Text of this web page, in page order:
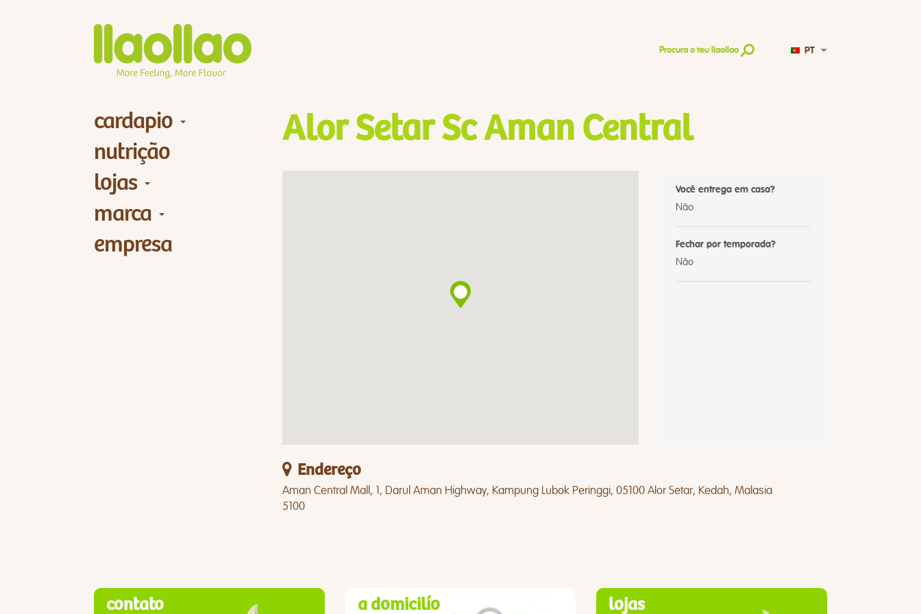
Procura o teu llaollao PT
cardapio
nutrição
lojas
marca
empresa
Alor Setar Sc Aman Central
Você entrega em casa?
Não
Fechar por temporada?
Não
Endereço
Aman Central Mall, 1, Darul Aman Highway, Kampung Lubok Peringgi, 05100 Alor Setar, Kedah, Malasia
5100
contato a domicilío lojas